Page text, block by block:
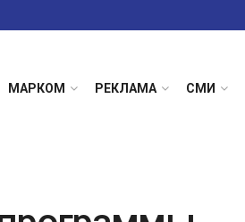
МАРКОМ РЕКЛАМА СМИ